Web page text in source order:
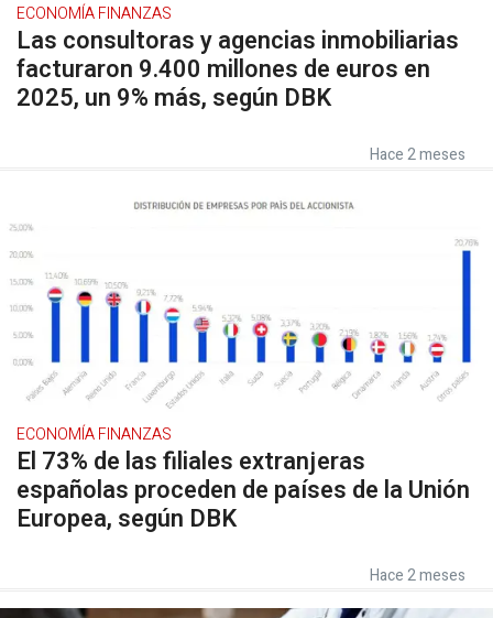
ECONOMÍA FINANZAS
Las consultoras y agencias inmobiliarias
facturaron 9.400 millones de euros en
2025, un 9% más, según DBK
Hace 2 meses
ECONOMÍA FINANZAS
El 73% de las filiales extranjeras
españolas proceden de países de la Unión
Europea, según DBK
Hace 2 meses